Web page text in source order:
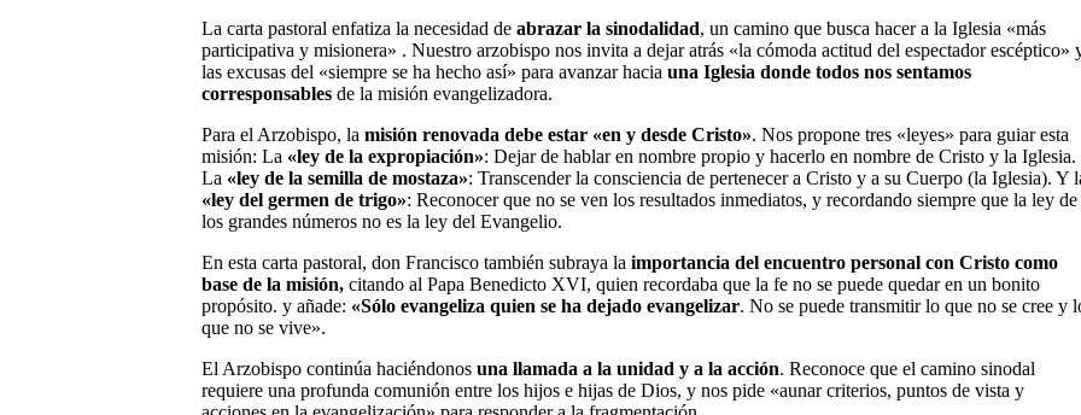
La carta pastoral enfatiza la necesidad de abrazar la sinodalidad, un camino que busca hacer a la Iglesia «más
participativa y misionera» . Nuestro arzobispo nos invita a dejar atrás «la cómoda actitud del espectador escéptico»
las excusas del «siempre se ha hecho así» para avanzar hacia una Iglesia donde todos nos sentamos
corresponsables de la misión evangelizadora.
Para el Arzobispo, la misión renovada debe estar «en y desde Cristo». Nos propone tres «leyes» para guiar esta
misión: La «ley de la expropiación»: Dejar de hablar en nombre propio y hacerlo en nombre de Cristo y la Iglesia.
La «ley de la semilla de mostaza»: Transcender la consciencia de pertenecer a Cristo y a su Cuerpo (la Iglesia). Y
«ley del germen de trigo»: Reconocer que no se ven los resultados inmediatos, y recordando siempre que la ley de
los grandes números no es la ley del Evangelio.
En esta carta pastoral, don Francisco también subraya la importancia del encuentro personal con Cristo como
base de la misión, citando al Papa Benedicto XVI, quien recordaba que la fe no se puede quedar en un bonito
propósito. y añade: «Sólo evangeliza quien se ha dejado evangelizar. No se puede transmitir lo que no se cree y
que no se vive».
El Arzobispo continúa haciéndonos una llamada a la unidad y a la acción. Reconoce que el camino sinodal
requiere una profunda comunión entre los hijos e hijas de Dios, y nos pide «aunar criterios, puntos de vista y